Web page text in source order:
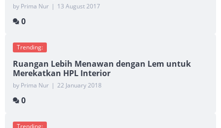
by Prima Nur | 13 August 2017
0
Trending:
Ruangan Lebih Menawan dengan Lem untuk
Merekatkan HPL Interior
by Prima Nur | 22 January 2018
0
Trending: